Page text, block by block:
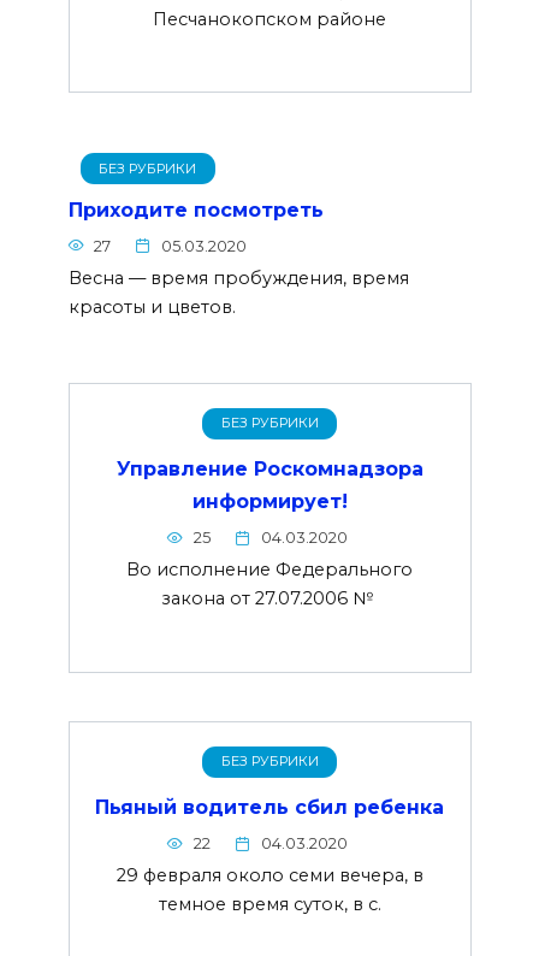
Песчанокопском районе
БЕЗ РУБРИКИ
Приходите посмотреть
27 05.03.2020
Весна — время пробуждения, время
красоты и цветов.
БЕЗ РУБРИКИ
Управление Роскомнадзора
информирует!
25 04.03.2020
Во исполнение Федерального
закона от 27.07.2006 №
БЕЗ РУБРИКИ
Пьяный водитель сбил ребенка
22 04.03.2020
29 февраля около семи вечера, в
темное время суток, в с.